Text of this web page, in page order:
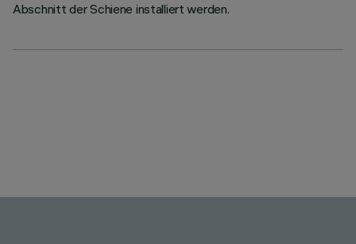
Abschnitt der Schiene installiert werden.